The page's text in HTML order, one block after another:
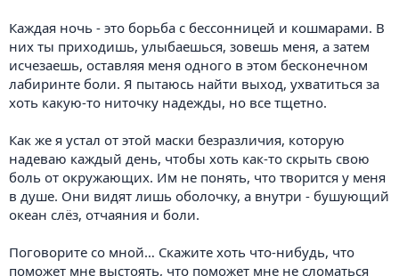
Каждая ночь - это борьба с бессонницей и кошмарами. В
них ты приходишь, улыбаешься, зовешь меня, а затем
исчезаешь, оставляя меня одного в этом бесконечном
лабиринте боли. Я пытаюсь найти выход, ухватиться за
хоть какую-то ниточку надежды, но все тщетно.
Как же я устал от этой маски безразличия, которую
надеваю каждый день, чтобы хоть как-то скрыть свою
боль от окружающих. Им не понять, что творится у меня
в душе. Они видят лишь оболочку, а внутри - бушующий
океан слёз, отчаяния и боли.
Поговорите со мной… Скажите хоть что-нибудь, что
поможет мне выстоять, что поможет мне не сломаться